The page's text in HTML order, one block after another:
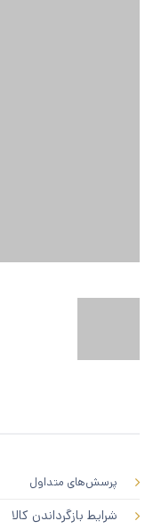
پرسش‌های متداول
شرایط بازگرداندن کالا